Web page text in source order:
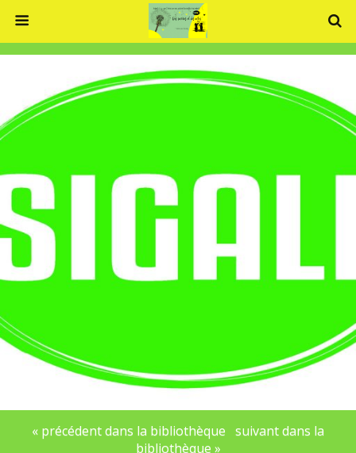
« précédent dans la bibliothèque suivant dans la
bibliothèque »